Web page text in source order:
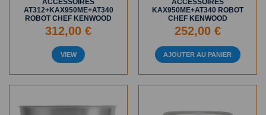
ACCESSOIRES
AT312+KAX950ME+AT340
ROBOT CHEF KENWOOD
312,00 €
VIEW
ACCESSOIRES
KAX950ME+AT340 ROBOT
CHEF KENWOOD
252,00 €
AJOUTER AU PANIER